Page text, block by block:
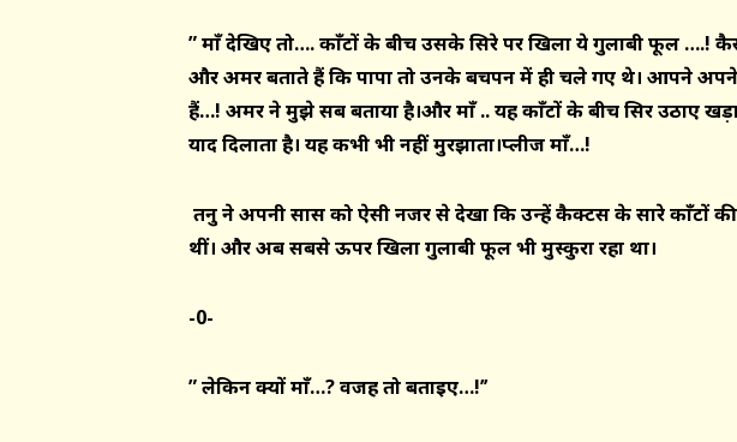
”माँ देखिए तो…. काँटों के बीच उसके सिरे पर खिला ये गुलाबी फूल ….!
और अमर बताते हैं कि पापा तो उनके बचपन में ही चले गए थे। आपने
हैं…! अमर ने मुझे सब बताया है।और माँ .. यह काँटों के बीच सिर उठाए
याद दिलाता है। यह कभी भी नहीं मुरझाता।प्लीज माँ…!
तनु ने अपनी सास को ऐसी नजर से देखा कि उन्हें कैक्टस के सारेकाँटों
थीं। और अब सबसे ऊपर खिला गुलाबी फूल भी मुस्कुरा रहा था।
-0-
” लेकिन क्योंमाँ…?वजह तो बताइए…!’’